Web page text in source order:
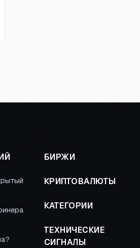
БИРЖИ
КРИПТОВАЛЮТЫ
КАТЕГОРИИ
ТЕХНИЧЕСКИЕ
СИГНАЛЫ